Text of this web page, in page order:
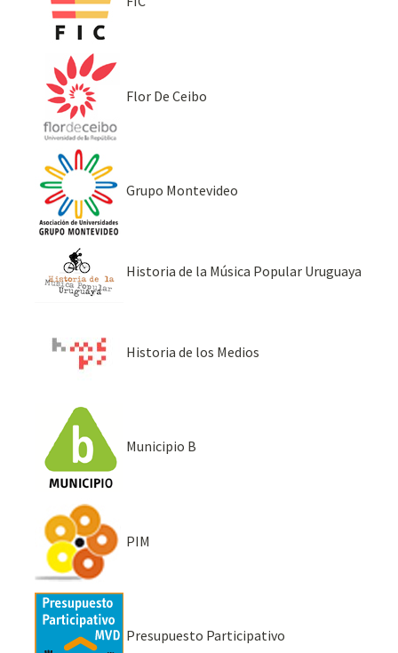
Flor De Ceibo
Grupo Montevideo
Historia de la Música Popular Uruguaya
Historia de los Medios
Municipio B
PIM
Presupuesto Participativo